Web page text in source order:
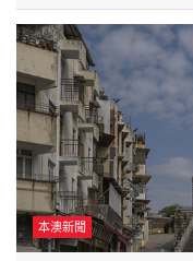
本澳新聞